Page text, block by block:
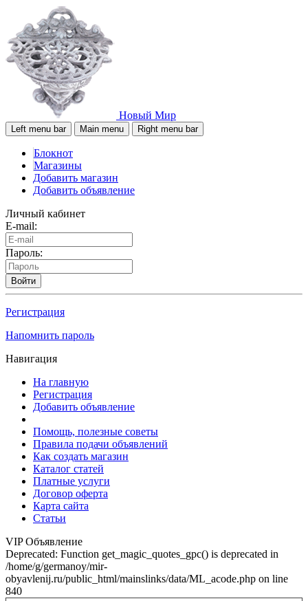
Новый Мир
Left menu bar Main menu Right menu bar
Блокнот
Магазины
Добавить магазин
Добавить объявление
Личный кабинет
E-mail:
Пароль:
Войти
Регистрация
Напомнить пароль
Навигация
На главную
Регистрация
Добавить объявление
Помощь, полезные советы
Правила подачи объявлений
Как создать магазин
Каталог статей
Платные услуги
Договор оферта
Карта сайта
Статьи
VIP Объявление
Deprecated: Function get_magic_quotes_gpc() is deprecated in
/home/g/germanoy/mir-
obyavlenij.ru/public_html/mainslinks/data/ML_acode.php on line
840